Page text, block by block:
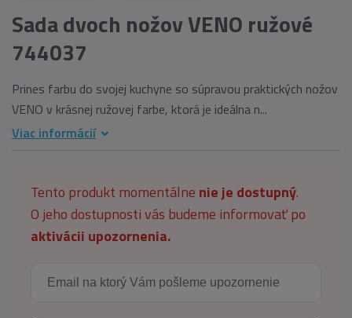
Sada dvoch nožov VENO ružové
744037
Prines farbu do svojej kuchyne so súpravou praktických nožov
VENO v krásnej ružovej farbe, ktorá je ideálna n...
Viac informácií
Tento produkt momentálne nie je dostupný.
O jeho dostupnosti vás budeme informovať po
aktivácii upozornenia.